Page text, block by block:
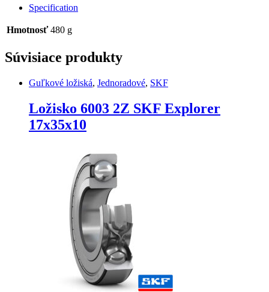
Explorer
Specification
Hmotnosť 480 g
Súvisiace produkty
Guľkové ložiská, Jednoradové, SKF
Ložisko 6003 2Z SKF Explorer
17x35x10